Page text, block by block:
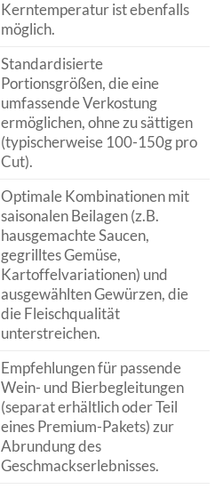
Kerntemperatur ist ebenfalls
möglich.
Standardisierte
Portionsgrößen, die eine
umfassende Verkostung
ermöglichen, ohne zu sättigen
(typischerweise 100-150g pro
Cut).
Optimale Kombinationen mit
saisonalen Beilagen (z.B.
hausgemachte Saucen,
gegrilltes Gemüse,
Kartoffelvariationen) und
ausgewählten Gewürzen, die
die Fleischqualität
unterstreichen.
Empfehlungen für passende
Wein- und Bierbegleitungen
(separat erhältlich oder Teil
eines Premium-Pakets) zur
Abrundung des
Geschmackserlebnisses.